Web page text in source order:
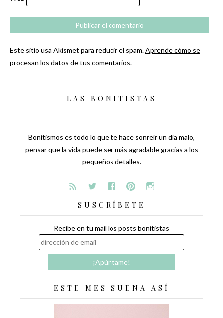
Este sitio usa Akismet para reducir el spam.Aprende cómo se
procesan los datos de tus comentarios.
LAS BONITISTAS
Bonitismos es todo lo que te hace sonreír un día malo,
pensar que la vida puede ser más agradable gracias a los
pequeños detalles.
SUSCRÍBETE
Recibe en tu mail los posts bonitistas
ESTE MES SUENA ASÍ